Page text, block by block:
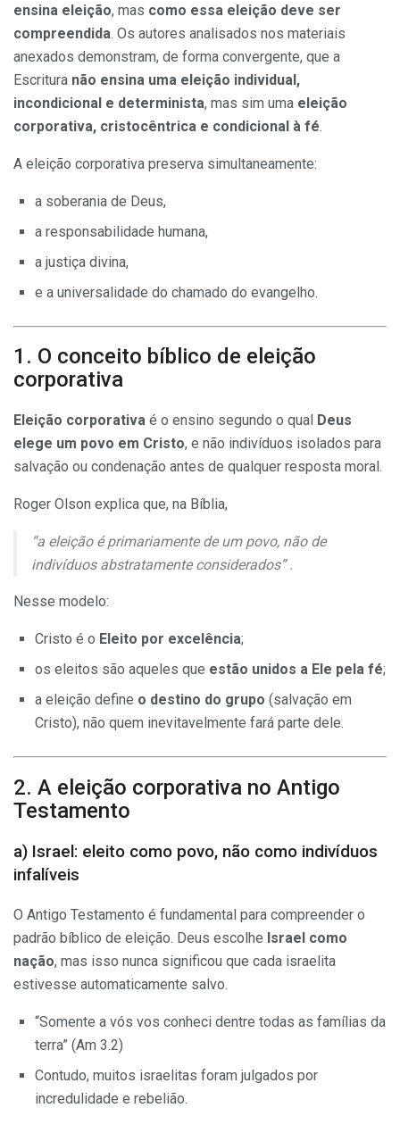
ensina eleição, mas como essa eleição deve ser
compreendida. Os autores analisados nos materiais
anexados demonstram, de forma convergente, que a
Escritura não ensina uma eleição individual,
incondicional e determinista, mas sim uma eleição
corporativa, cristocêntrica e condicional à fé.
A eleição corporativa preserva simultaneamente:
a soberania de Deus,
a responsabilidade humana,
a justiça divina,
e a universalidade do chamado do evangelho.
1. O conceito bíblico de eleição
corporativa
Eleição corporativa é o ensino segundo o qual Deus
elege um povo em Cristo, e não indivíduos isolados para
salvação ou condenação antes de qualquer resposta moral.
Roger Olson explica que, na Bíblia,
“a eleição é primariamente de um povo, não de
indivíduos abstratamente considerados” .
Nesse modelo:
Cristo é o Eleito por excelência;
os eleitos são aqueles que estão unidos a Ele pela fé;
a eleição define o destino do grupo (salvação em
Cristo), não quem inevitavelmente fará parte dele.
2. A eleição corporativa no Antigo
Testamento
a) Israel: eleito como povo, não como indivíduos
infalíveis
O Antigo Testamento é fundamental para compreender o
padrão bíblico de eleição. Deus escolhe Israel como
nação, mas isso nunca significou que cada israelita
estivesse automaticamente salvo.
“Somente a vós vos conheci dentre todas as famílias da
terra” (Am 3.2)
Contudo, muitos israelitas foram julgados por
incredulidade e rebelião.